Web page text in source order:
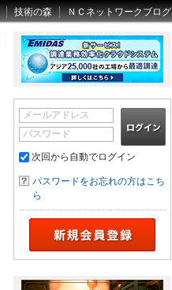
技術の森 ＮＣネットワークブログ
メールアドレス
パスワード
次回から自動でログイン
パスワードをお忘れの方はこち
ら